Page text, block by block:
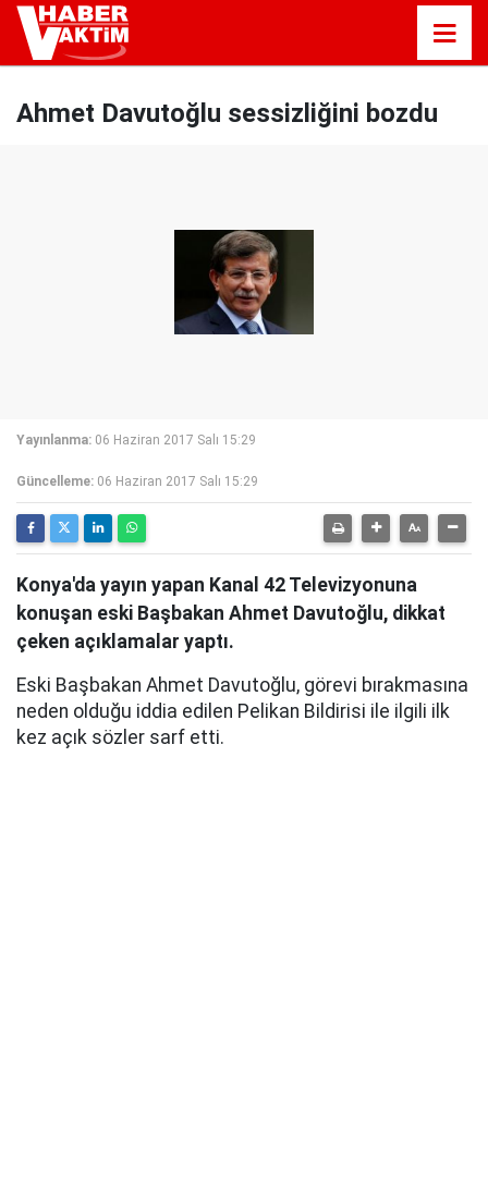
Ahmet Davutoğlu sessizliğini bozdu
Yayınlanma: 06 Haziran 2017 Salı 15:29
Güncelleme: 06 Haziran 2017 Salı 15:29
Konya'da yayın yapan Kanal 42 Televizyonuna
konuşan eski Başbakan Ahmet Davutoğlu, dikkat
çeken açıklamalar yaptı.
Eski Başbakan Ahmet Davutoğlu, görevi bırakmasına
neden olduğu iddia edilen Pelikan Bildirisi ile ilgili ilk
kez açık sözler sarf etti.